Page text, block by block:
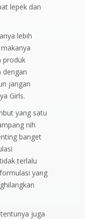
lepek dan
lebih
produk
dengan
jangan
Girls.
yang satu
nih
banget
terlalu
yang
juga